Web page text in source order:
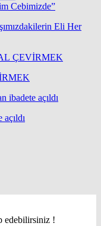
Eli Her
edebilirsiniz !